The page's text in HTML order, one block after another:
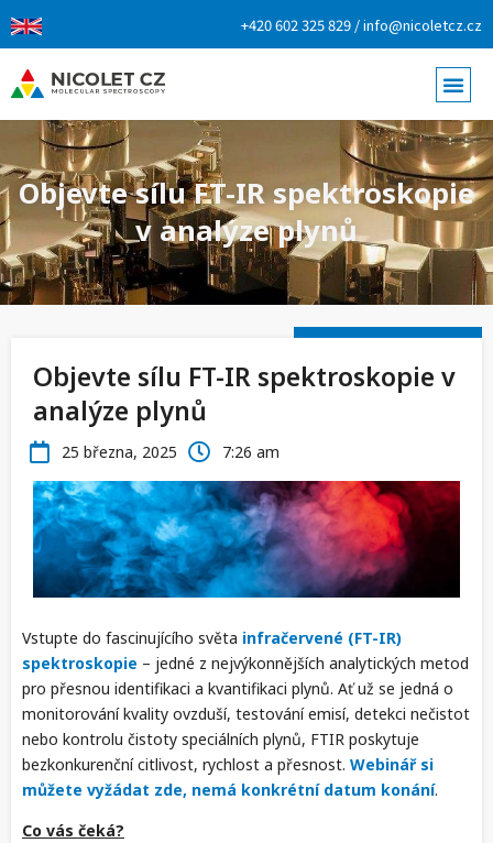
+420 602 325 829 / info@nicoletcz.cz
Objevte sílu FT-IR spektroskopie
v analýze plynů
Objevte sílu FT-IR spektroskopie v
analýze plynů
25 března, 2025 7:26 am
Vstupte do fascinujícího světa infračervené (FT-IR)
spektroskopie – jedné z nejvýkonnějších analytických metod
pro přesnou identifikaci a kvantifikaci plynů. Ať už se jedná o
monitorování kvality ovzduší, testování emisí, detekci nečistot
nebo kontrolu čistoty speciálních plynů, FTIR poskytuje
bezkonkurenční citlivost, rychlost a přesnost. Webinář si
můžete vyžádat zde, nemá konkrétní datum konání.
Co vás čeká?